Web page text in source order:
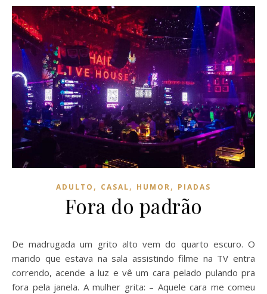
ADULTO , CASAL, HUMOR, PIADAS
Fora do padrão
De madrugada um grito alto vem do quarto escuro. O
marido que estava na sala assistindo filme na TV entra
correndo, acende a luz e vê um cara pelado pulando pra
fora pela janela. A mulher grita: – Aquele cara me comeu